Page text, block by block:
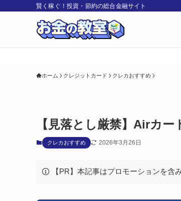
賢く稼ぐ！投資・節約の総合金融サイト
ホーム クレジットカード クレカおすすめ
【見落とし厳禁】Airカ
クレカおすすめ 2026年3月26日
【PR】本記事はプロモーションを含